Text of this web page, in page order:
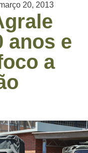
20, 2013
anos e
a